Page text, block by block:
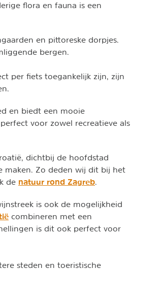
flora en fauna is een
en pittoreske dorpjes.
bergen.
per fiets toegankelijk zijn, zijn
en biedt een mooie
voor zowel recreatieve als
dichtbij de hoofdstad
maken. Zo deden wij dit bij het
de natuur rond Zagreb
is ook de mogelijkheid
combineren met een
is dit ook perfect voor
steden en toeristische